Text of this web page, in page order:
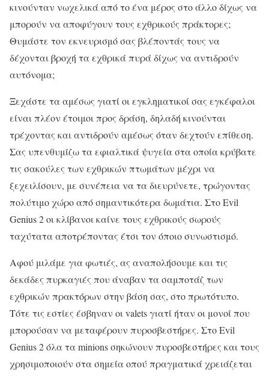
κινούνταν νωχελικά από το ένα μέρος στο άλλο δίχως να
μπορούν να αποφύγουν τους εχθρικούς πράκτορες;
Θυμάστε τον εκνευρισμό σας βλέποντάς τους να
δέχονται βροχή τα εχθρικά πυρά δίχως να αντιδρούν
αυτόνομα;
Ξεχάστε τα αμέσως γιατί οι εγκληματικοί σας εγκέφαλοι
είναι πλέον έτοιμοι προς δράση, δηλαδή κινούνται
τρέχοντας και αντιδρούν αμέσως όταν δεχτούν επίθεση.
Σας υπενθυμίζω τα εφιαλτικά ψυγεία στα οποία κρύβατε
τις σακούλες των εχθρικών πτωμάτων μέχρι να
ξεχειλίσουν, με συνέπεια να τα διευρύνετε, τρώγοντας
πολύτιμο χώρο από σημαντικότερα δωμάτια. Στο Evil
Genius 2 οι κλίβανοι καίνε τους εχθρικούς σωρούς
ταχύτατα αποτρέποντας έτσι τον όποιο συνωστισμό.
Αφού μιλάμε για φωτιές, ας αναπολήσουμε και τις
δεκάδες πυρκαγιές που άναβαν τα σαμποτάζ των
εχθρικών πρακτόρων στην βάση σας, στο πρωτότυπο.
Τότε τις εστίες έσβηναν οι valets γιατί ήταν οι μονοί που
μπορούσαν να μεταφέρουν πυροσβεστήρες. Στο Evil
Genius 2 όλα τα minions σηκώνουν πυροσβεστήρες και τους
χρησιμοποιούν στα σημεία οπού πραγματικά χρειάζεται